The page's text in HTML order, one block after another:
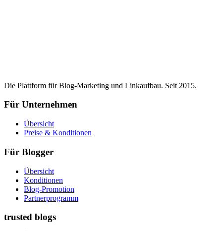
Die Plattform für Blog-Marketing und Linkaufbau. Seit 2015.
Für Unternehmen
Übersicht
Preise & Konditionen
Für Blogger
Übersicht
Konditionen
Blog-Promotion
Partnerprogramm
trusted blogs